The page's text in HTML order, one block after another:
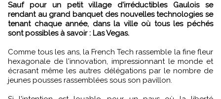
Sauf pour un petit village d'irréductibles Gaulois se
rendant au grand banquet des nouvelles technologies se
tenant chaque année, dans la ville où tous les péchés
sont possibles à savoir : Las Vegas.
Comme tous les ans, la French Tech rassemble la fine fleur
hexagonale de l'innovation, impressionnant le monde et
écrasant même les autres délégations par le nombre de
jeunes pousses rassemblées sous son pavillon.